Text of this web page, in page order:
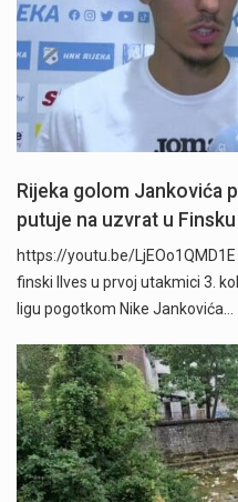
Rijeka golom Jankovića
putuje na uzvrat u Finsku
https://youtu.be/
finski Ilves u prvoj utakmici 3.
ligu pogotkom Nike Jankovića…